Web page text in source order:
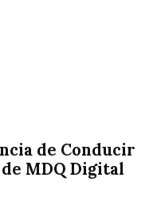
de Conducir
MDQ Digital